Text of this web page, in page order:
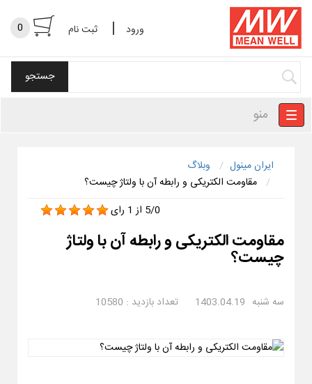
ورود | ثبت نام 0
منو
ایران مینول
وبلاگ
مقاومت الکتریکی و رابطه آن با ولتاژ چیست؟
5/0 از 1 رای
مقاومت الکتریکی و رابطه آن با ولتاژ
چیست؟
سه شنبه 1403.04.19 تعداد بازدید : 10580